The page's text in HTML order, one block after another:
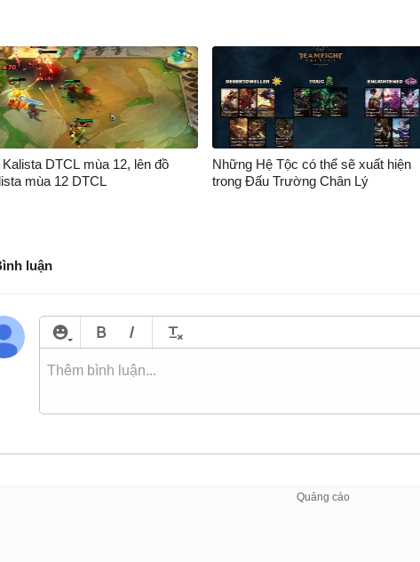
DTCL mùa 12, lên đồ
mùa 12 DTCL
Những Hệ Tộc có thể sẽ xuất hiện
trong Đấu Trường Chân Lý
luận